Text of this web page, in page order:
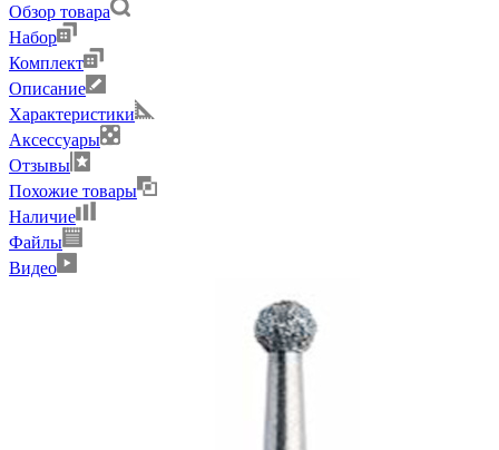
Обзор товара
Набор
Комплект
Описание
Характеристики
Аксессуары
Отзывы
Похожие товары
Наличие
Файлы
Видео